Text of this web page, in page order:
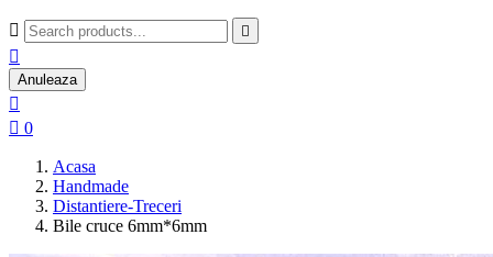
 

Anuleaza

 0
Acasa
Handmade
Distantiere-Treceri
Bile cruce 6mm*6mm